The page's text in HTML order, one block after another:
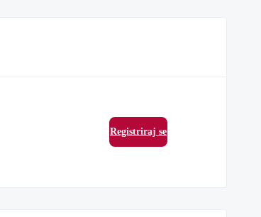
Registriraj se